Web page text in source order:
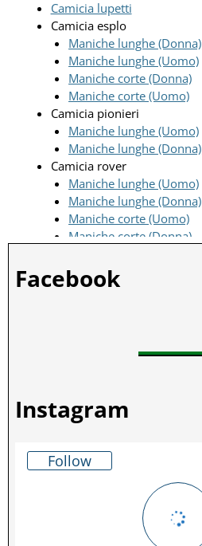
Camicia lupetti
Camicia esplo
Maniche lunghe (Donna)
Maniche lunghe (Uomo)
Maniche corte (Donna)
Maniche corte (Uomo)
Camicia pionieri
Maniche lunghe (Uomo)
Maniche lunghe (Donna)
Camicia rover
Maniche lunghe (Uomo)
Maniche lunghe (Donna)
Maniche corte (Uomo)
Maniche corte (Donna)
Facebook
Instagram
Follow